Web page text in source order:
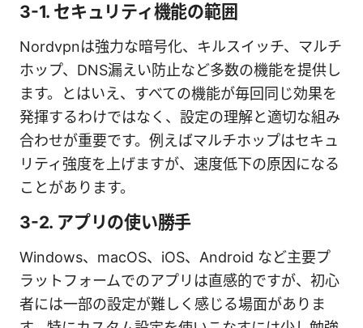
3-1. セキュリティ機能の範囲
Nordvpnは強力な暗号化、キルスイッチ、マルチ
ホップ、DNS漏えい防止など多数の機能を提供し
ます。とはいえ、すべての機能が毎回同じ効果を
発揮するわけではなく、設定の理解と適切な組み
合わせが重要です。例えばマルチホップはセキュ
リティ強度を上げますが、速度低下の原因になる
ことがあります。
3-2. アプリの使い勝手
Windows、macOS、iOS、Android など主要プ
ラットフォームでのアプリは直感的ですが、初心
者には一部の設定が難しく感じる場面がありま